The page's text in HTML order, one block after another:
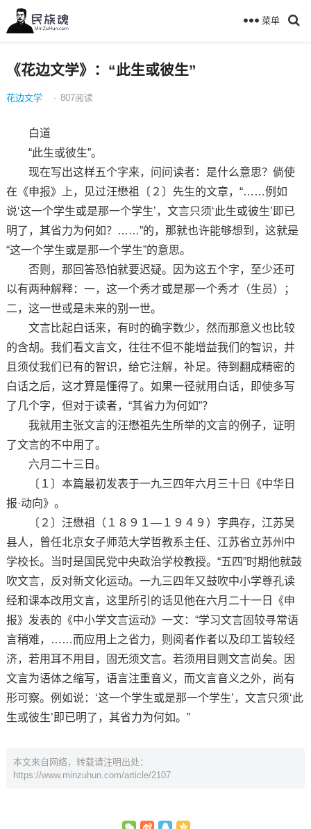
菜单
《花边文学》：“此生或彼生”
花边文学 · 807阅读
白道
“此生或彼生”。
现在写出这样五个字来，问问读者：是什么意思？倘使
在《申报》上，见过汪懋祖〔２〕先生的文章，“……例如
说‘这一个学生或是那一个学生’，文言只须‘此生或彼生’即已
明了，其省力为何如？……”的，那就也许能够想到，这就是
“这一个学生或是那一个学生”的意思。
否则，那回答恐怕就要迟疑。因为这五个字，至少还可
以有两种解释：一，这一个秀才或是那一个秀才（生员）；
二，这一世或是未来的别一世。
文言比起白话来，有时的确字数少，然而那意义也比较
的含胡。我们看文言文，往往不但不能增益我们的智识，并
且须仗我们已有的智识，给它注解，补足。待到翻成精密的
白话之后，这才算是懂得了。如果一径就用白话，即使多写
了几个字，但对于读者，“其省力为何如”？
我就用主张文言的汪懋祖先生所举的文言的例子，证明
了文言的不中用了。
六月二十三日。
〔１〕本篇最初发表于一九三四年六月三十日《中华日
报·动向》。
〔２〕汪懋祖（１８９１—１９４９）字典存，江苏吴
县人，曾任北京女子师范大学哲教系主任、江苏省立苏州中
学校长。当时是国民党中央政治学校教授。“五四”时期他就鼓
吹文言，反对新文化运动。一九三四年又鼓吹中小学尊孔读
经和课本改用文言，这里所引的话见他在六月二十一日《申
报》发表的《中小学文言运动》一文：“学习文言固较寻常语
言稍难，……而应用上之省力，则阅者作者以及印工皆较经
济，若用耳不用目，固无须文言。若须用目则文言尚矣。因
文言为语体之缩写，语言注重音义，而文言音义之外，尚有
形可察。例如说：‘这一个学生或是那一个学生’，文言只须‘此
生或彼生’即已明了，其省力为何如。”
本文来自网络，转载请注明出处：
https://www.minzuhun.com/article/2107